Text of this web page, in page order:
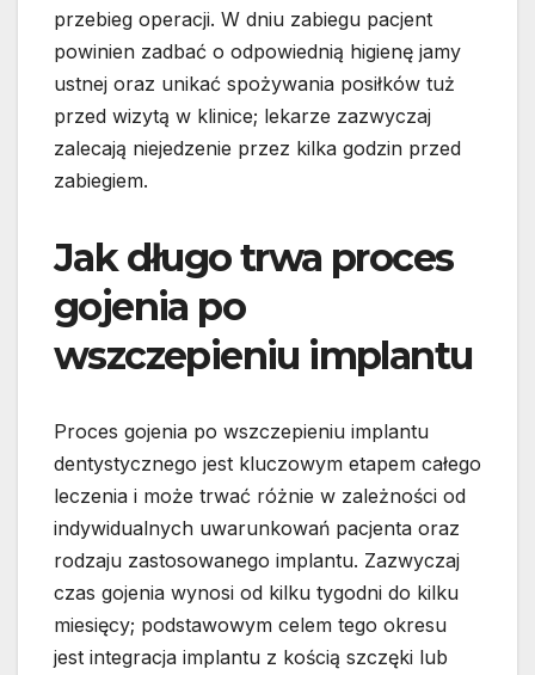
przebieg operacji. W dniu zabiegu pacjent
powinien zadbać o odpowiednią higienę jamy
ustnej oraz unikać spożywania posiłków tuż
przed wizytą w klinice; lekarze zazwyczaj
zalecają niejedzenie przez kilka godzin przed
zabiegiem.
Jak długo trwa proces
gojenia po
wszczepieniu implantu
Proces gojenia po wszczepieniu implantu
dentystycznego jest kluczowym etapem całego
leczenia i może trwać różnie w zależności od
indywidualnych uwarunkowań pacjenta oraz
rodzaju zastosowanego implantu. Zazwyczaj
czas gojenia wynosi od kilku tygodni do kilku
miesięcy; podstawowym celem tego okresu
jest integracja implantu z kością szczęki lub